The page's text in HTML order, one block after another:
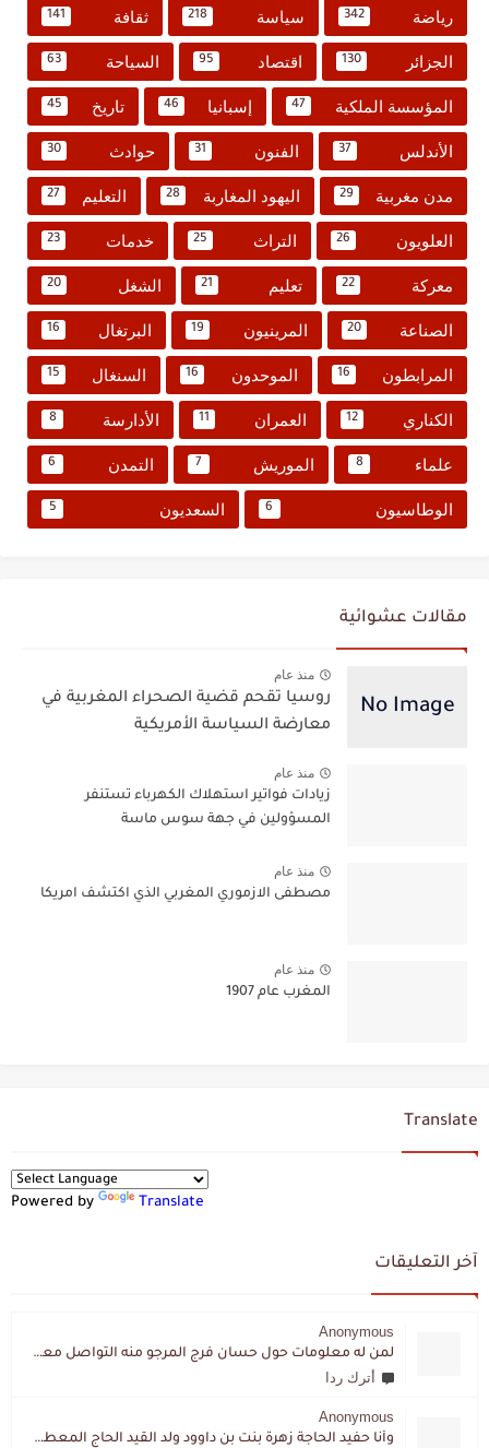
رياضة 342 سياسة 218 ثقافة 141
الجزائر 130 اقتصاد 95 السياحة 63
المؤسسة الملكية 47 إسبانيا 46 تاريخ 45
الأندلس 37 الفنون 31 حوادث 30
مدن مغربية 29 اليهود المغاربة 28 التعليم 27
العلويون 26 التراث 25 خدمات 23
معركة 22 تعليم 21 الشغل 20
الصناعة 20 المرينيون 19 البرتغال 16
المرابطون 16 الموحدون 16 السنغال 15
الكناري 12 العمران 11 الأدارسة 8
علماء 8 الموريش 7 التمدن 6
الوطاسيون 6 السعديون 5
مقالات عشوائية
منذ عام
روسيا تقحم قضية الصحراء المغربية في
معارضة السياسة الأمريكية
منذ عام
زيادات فواتير استهلاك الكهرباء تستنفر
المسؤولين في جهة سوس ماسة
منذ عام
مصطفى الازموري المغربي الذي اكتشف امريكا
منذ عام
المغرب عام 1907
Translate
Powered by Translate
آخر التعليقات
Anonymous
لمن له معلومات حول حسان فرج المرجو منه التواصل معي لقد اختفى تماما و كانت لي به علاقة تواصل خاصة
أترك ردا
Anonymous
وأنا حفيد الحاجة زهرة بنت بن داوود ولد القيد الحاج المعطي المزمزي . ولا نمتلك من إرثه شيئا .